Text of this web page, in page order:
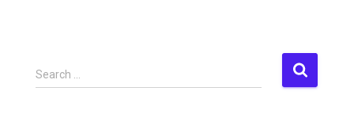
S
e
Search …